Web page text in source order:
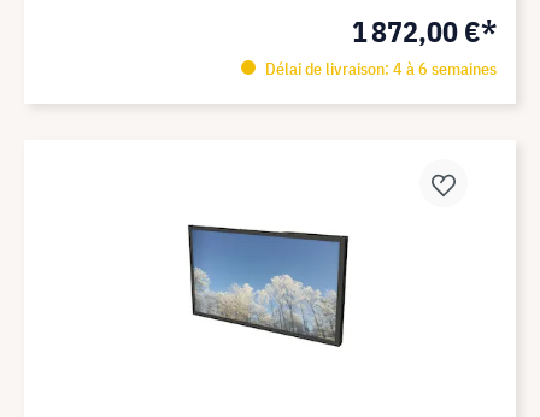
1 872,00 €*
Délai de livraison: 4 à 6 semaines